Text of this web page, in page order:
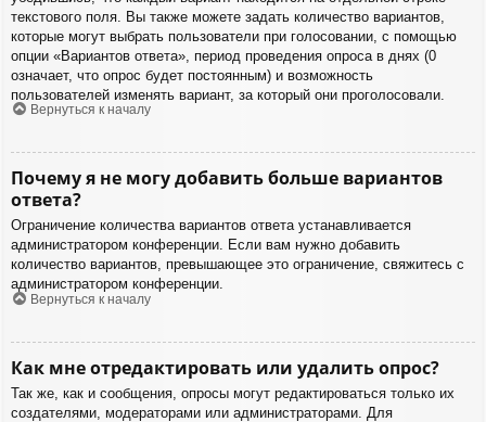
текстового поля. Вы также можете задать количество вариантов,
которые могут выбрать пользователи при голосовании, с помощью
опции «Вариантов ответа», период проведения опроса в днях (0
означает, что опрос будет постоянным) и возможность
пользователей изменять вариант, за который они проголосовали.
Вернуться к началу
Почему я не могу добавить больше вариантов
ответа?
Ограничение количества вариантов ответа устанавливается
администратором конференции. Если вам нужно добавить
количество вариантов, превышающее это ограничение, свяжитесь с
администратором конференции.
Вернуться к началу
Как мне отредактировать или удалить опрос?
Так же, как и сообщения, опросы могут редактироваться только их
создателями, модераторами или администраторами. Для